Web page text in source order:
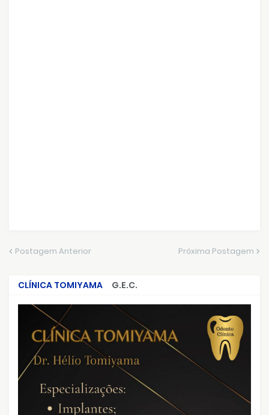
Postagem Anterior Próxima Postagem
CLÍNICA TOMIYAMA
G.E.C.
CRIMES QUE ABALARAM O BRASIL